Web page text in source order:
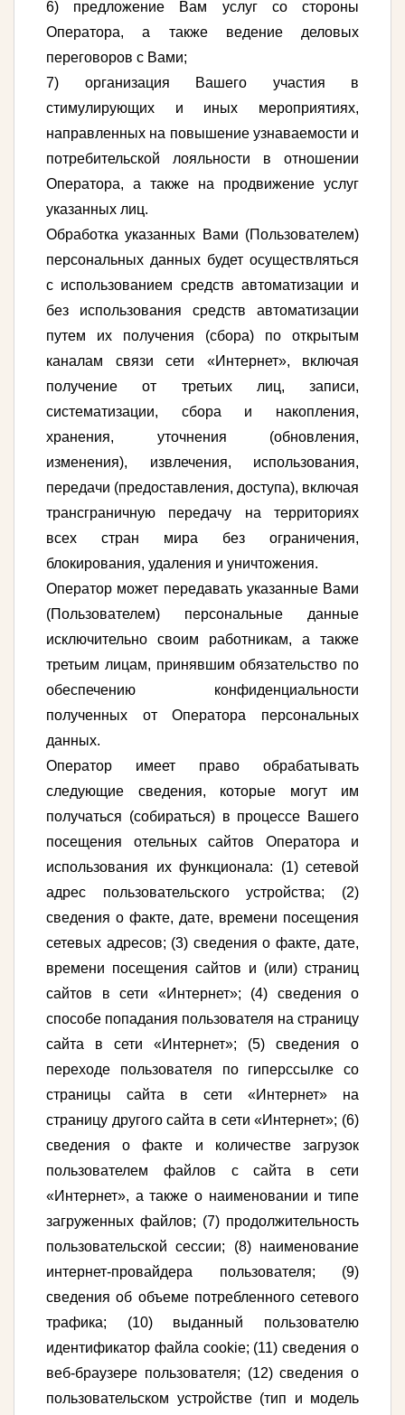
6) предложение Вам услуг со стороны
Оператора, а также ведение деловых
переговоров с Вами;
7) организация Вашего участия в
стимулирующих и иных мероприятиях,
направленных на повышение узнаваемости и
потребительской лояльности в отношении
Оператора, а также на продвижение услуг
указанных лиц.
Обработка указанных Вами (Пользователем)
персональных данных будет осуществляться
с использованием средств автоматизации и
без использования средств автоматизации
путем их получения (сбора) по открытым
каналам связи сети «Интернет», включая
получение от третьих лиц, записи,
систематизации, сбора и накопления,
хранения, уточнения (обновления,
изменения), извлечения, использования,
передачи (предоставления, доступа), включая
трансграничную передачу на территориях
всех стран мира без ограничения,
блокирования, удаления и уничтожения.
Оператор может передавать указанные Вами
(Пользователем) персональные данные
исключительно своим работникам, а также
третьим лицам, принявшим обязательство по
обеспечению конфиденциальности
полученных от Оператора персональных
данных.
Оператор имеет право обрабатывать
следующие сведения, которые могут им
получаться (собираться) в процессе Вашего
посещения отельных сайтов Оператора и
использования их функционала: (1) сетевой
адрес пользовательского устройства; (2)
сведения о факте, дате, времени посещения
сетевых адресов; (3) сведения о факте, дате,
времени посещения сайтов и (или) страниц
сайтов в сети «Интернет»; (4) сведения о
способе попадания пользователя на страницу
сайта в сети «Интернет»; (5) сведения о
переходе пользователя по гиперссылке со
страницы сайта в сети «Интернет» на
страницу другого сайта в сети «Интернет»; (6)
сведения о факте и количестве загрузок
пользователем файлов с сайта в сети
«Интернет», а также о наименовании и типе
загруженных файлов; (7) продолжительность
пользовательской сессии; (8) наименование
интернет-провайдера пользователя; (9)
сведения об объеме потребленного сетевого
трафика; (10) выданный пользователю
идентификатор файла cookie; (11) сведения о
веб-браузере пользователя; (12) сведения о
пользовательском устройстве (тип и модель